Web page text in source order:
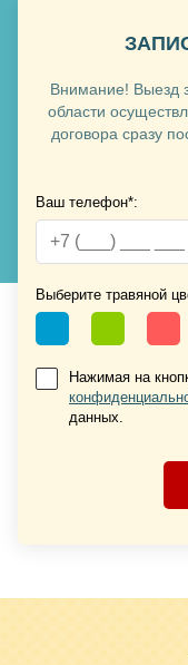
Хочу такую
Хочу такую
Внимание! Выезд
области
договора сразу
Ваш телефон*:
Выберите травяной
Нажимая на
данных.